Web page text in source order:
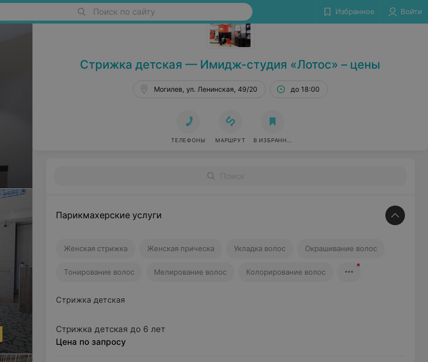
Поиск по сайту Избранное Войти
Салоны красоты в Могилеве Сообщить об ошибке
Стрижка детская — Имидж-студия «Лотос» – цены
Могилев, ул. Ленинская, 49/20 до 18:00
ТЕЛЕФОНЫ МАРШРУТ В ИЗБРАННОЕ
Парикмахерские услуги
Женская стрижка Женская прическа Укладка волос Окрашивание волос
Тонирование волос Мелирование волос Колорирование волос
Стрижка детская
Стрижка детская до 6 лет
Цена по запросу